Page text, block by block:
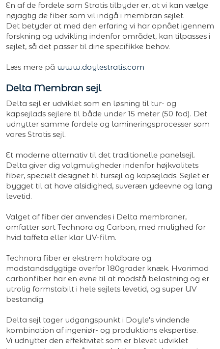
En af de fordele som Stratis tilbyder er, at vi kan vælge
nøjagtig de fiber som vil indgå i membran sejlet.
Det betyder at med den erfaring vi har opnået igennem
forskning og udvikling indenfor området, kan tilpasses i
sejlet, så det passer til dine specifikke behov.
Læs mere på www.doylestratis.com
Delta Membran sejl
Delta sejl er udviklet som en løsning til tur- og
kapsejlads sejlere til både under 15 meter (50 fod). Det
udnytter samme fordele og lamineringsprocesser som
vores Stratis sejl.
Et moderne alternativ til det traditionelle panelsejl.
Delta giver dig valgmuligheder indenfor højkvalitets
fiber, specielt designet til tursejl og kapsejlads. Sejlet er
bygget til at have alsidighed, suveræn ydeevne og lang
levetid.
Valget af fiber der anvendes i Delta membraner,
omfatter sort Technora og Carbon, med mulighed for
hvid taffeta eller klar UV-film.
Technora fiber er ekstrem holdbare og
modstandsdygtige overfor 180grader knæk. Hvorimod
carbonfiber har en evne til at modstå belastning og er
utrolig formstabilt i hele sejlets levetid, og super UV
bestandig.
Delta sejl tager udgangspunkt i Doyle's vindende
kombination af ingeniør- og produktions ekspertise.
Vi udnytter den effektivitet som er blevet udviklet